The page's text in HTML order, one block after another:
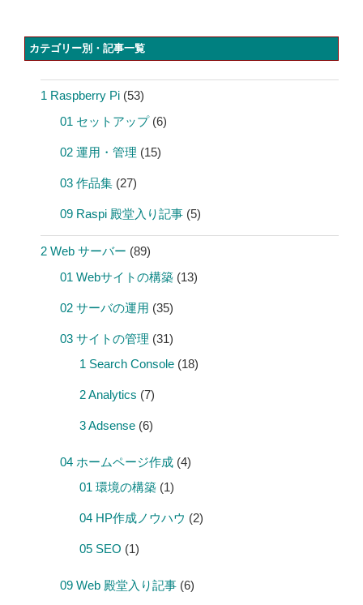
カテゴリー別・記事一覧
1 Raspberry Pi (53)
01 セットアップ(6)
02 運用・管理 (15)
03 作品集 (27)
09 Raspi 殿堂入り記事 (5)
2 Web サーバー (89)
01 Webサイトの構築 (13)
02 サーバの運用 (35)
03 サイトの管理 (31)
1 Search Console (18)
2 Analytics (7)
3 Adsense (6)
04 ホームページ作成 (4)
01 環境の構築 (1)
04 HP作成ノウハウ (2)
05 SEO (1)
09 Web 殿堂入り記事 (6)